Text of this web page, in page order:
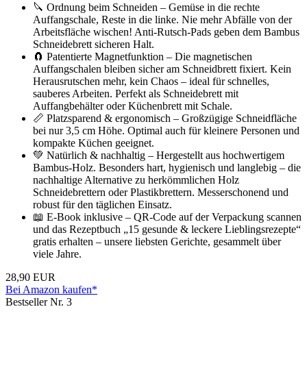
🔪 Ordnung beim Schneiden – Gemüse in die rechte
Auffangschale, Reste in die linke. Nie mehr Abfälle von der
Arbeitsfläche wischen! Anti-Rutsch-Pads geben dem Bambus
Schneidebrett sicheren Halt.
🧲 Patentierte Magnetfunktion – Die magnetischen
Auffangschalen bleiben sicher am Schneidbrett fixiert. Kein
Herausrutschen mehr, kein Chaos – ideal für schnelles,
sauberes Arbeiten. Perfekt als Schneidebrett mit
Auffangbehälter oder Küchenbrett mit Schale.
📏 Platzsparend & ergonomisch – Großzügige Schneidfläche
bei nur 3,5 cm Höhe. Optimal auch für kleinere Personen und
kompakte Küchen geeignet.
💚 Natürlich & nachhaltig – Hergestellt aus hochwertigem
Bambus-Holz. Besonders hart, hygienisch und langlebig – die
nachhaltige Alternative zu herkömmlichen Holz
Schneidebrettern oder Plastikbrettern. Messerschonend und
robust für den täglichen Einsatz.
📖 E-Book inklusive – QR-Code auf der Verpackung scannen
und das Rezeptbuch „15 gesunde & leckere Lieblingsrezepte“
gratis erhalten – unsere liebsten Gerichte, gesammelt über
viele Jahre.
28,90 EUR
Bei Amazon kaufen*
Bestseller Nr. 3